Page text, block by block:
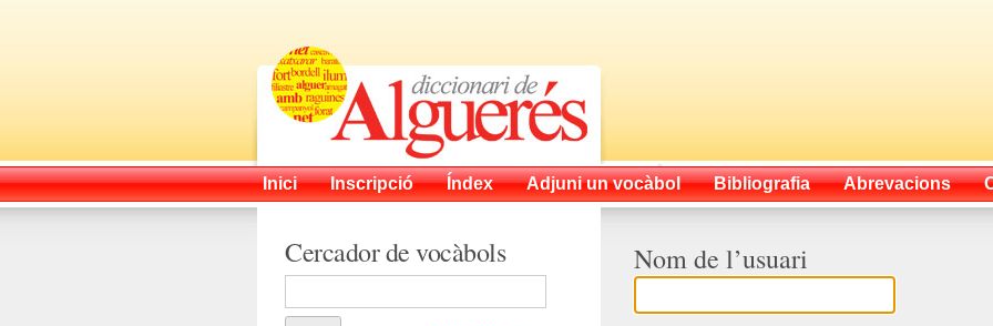
Inici Inscripció Índex Adjuni un vocàbol Bibliografia Abrevacions
Nom de l’usuari
Cercador de vocàbols